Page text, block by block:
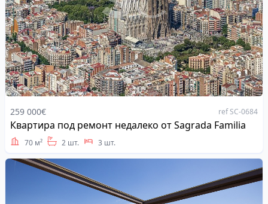
259 000€ ref SC-0684
Address
Квартира под ремонт недалеко от Sagrada Familia
70 м² 2 шт. 3 шт.